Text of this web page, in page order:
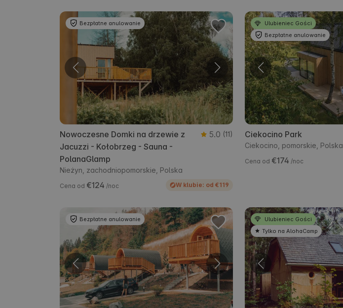
Bezpłatne anulowanie
Nowoczesne Domki na drzewie z
Jacuzzi - Kołobrzeg - Sauna -
PolanaGlamp
5.0 (11)
Nieżyn, zachodniopomorskie, Polska
Cena od €124 /noc W klubie: od €119
Ulubieniec Gości
Bezpłatne anulowanie
Ciekocino Park
Ciekocino, pomorskie, Polska
Cena od €174 /noc
Bezpłatne anulowanie
Ulubieniec Gości
Tylko na AlohaCamp